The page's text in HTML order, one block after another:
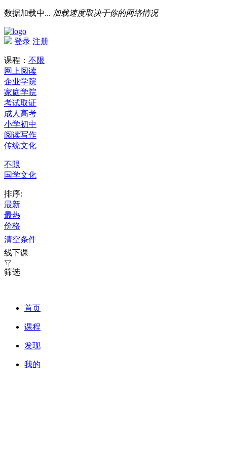
数据加载中... 加载速度取决于你的网络情况
登录 注册
课程： 不限
网上阅读
企业学院
家庭学院
考试取证
成人高考
小学初中
阅读写作
传统文化
不限
国学文化
排序:
最新
最热
价格
清空条件
线下课

筛选
首页
课程
发现
我的